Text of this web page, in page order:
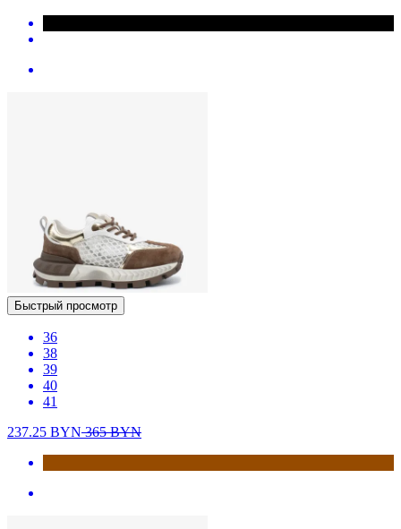
Быстрый просмотр
36
38
39
40
41
237.25 BYN365BYN